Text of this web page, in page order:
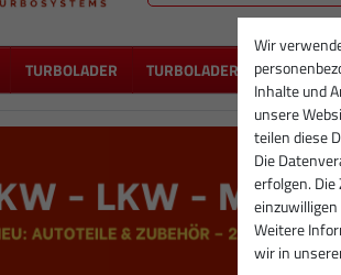
TURBOLADER TURBOLADER NEU
Wir
Inhalte und
unsere
teilen diese
Die
erfolgen.
Weitere
wir in